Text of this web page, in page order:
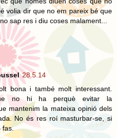
volia dir que no em pareix bé que
sap res i diu coses malament...
28.5.14
bona i també molt interessant.
no hi ha perquè evitar la
mantenim la mateixa opinió dels
No és res roí masturbar-se, si
fas.